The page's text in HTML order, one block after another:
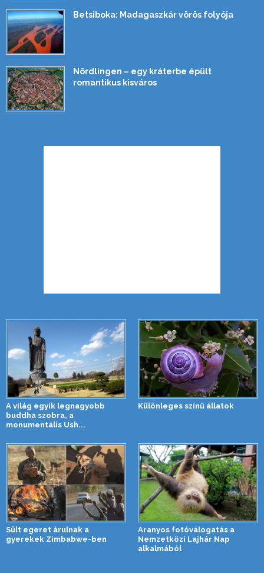
Betsiboka: Madagaszkár vörös folyója
Nördlingen – egy kráterbe épült
romantikus kisváros
A világ egyik legnagyobb
buddha szobra, a
monumentális Ush...
Különleges színű állatok
Sült egeret árulnak a
gyerekek Zimbabwe-ben
Aranyos fotóválogatás a
Nemzetközi Lajhár Nap
alkalmából